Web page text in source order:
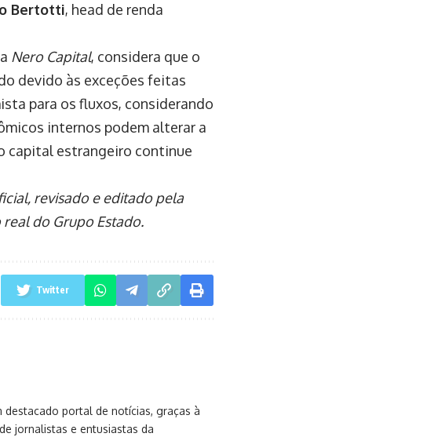
Bertotti, head de renda
Nero Capital, considera que o
devido às exceções feitas
para os fluxos, considerando
internos podem alterar a
capital estrangeiro continue
revisado e editado pela
do Grupo Estado.
Twitter
destacado portal de notícias, graças à
jornalistas e entusiastas da